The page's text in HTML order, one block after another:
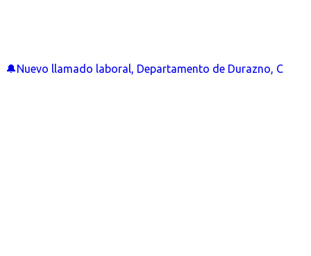
🔔Nuevo llamado laboral, Departamento de Durazno, C